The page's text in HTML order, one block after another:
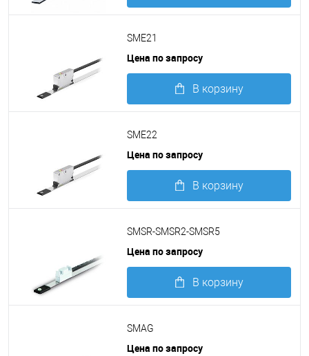
SME21
Цена по запросу
В корзину
SME22
Цена по запросу
В корзину
SMSR-SMSR2-SMSR5
Цена по запросу
В корзину
SMAG
Цена по запросу